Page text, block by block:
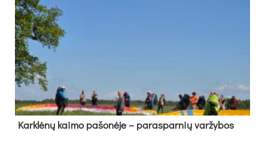
Kark­lė­nų kai­mo pa­šo­nė­je – pa­ras­par­nių var­žy­bos